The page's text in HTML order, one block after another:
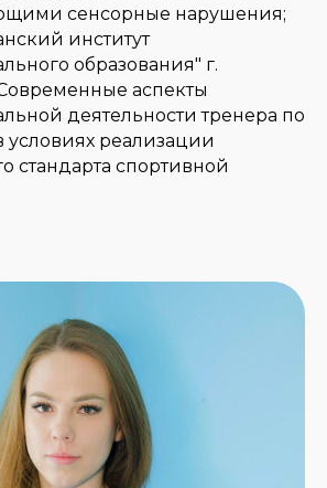
сенсорные нарушения;
институт
образования" г.
аспекты
деятельности тренера по
условиях реализации
стандарта спортивной